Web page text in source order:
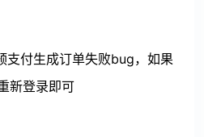
支付生成订单失败bug，如果
新登录即可